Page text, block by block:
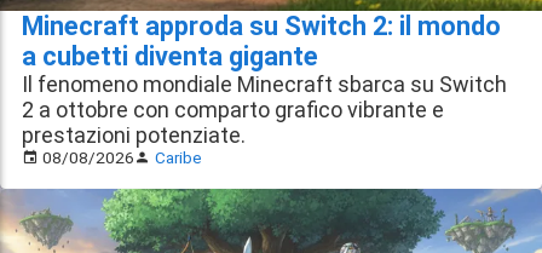
Minecraft approda su Switch 2: il mondo
a cubetti diventa gigante
Il fenomeno mondiale Minecraft sbarca su Switch
2 a ottobre con comparto grafico vibrante e
prestazioni potenziate.
08/08/2026 Caribe